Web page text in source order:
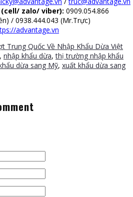
zalo/ viber): 0909.054.866
/ 0938.444.043 (Mr.Trực)
advantage.vn
Trung Quốc Về Nhập Khẩu Dừa Việt
, nhập khẩu dừa,thị trường nhập khẩu
dừa sang Mỹ, xuất khẩu dừa sang